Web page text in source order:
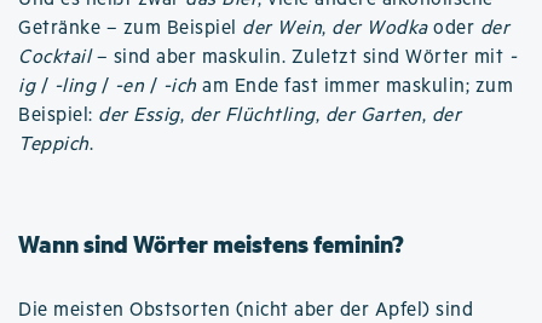
Getränke – zum Beispiel der Wein, der Wodkaoder der
Cocktail– sind aber maskulin. Zuletzt sind Wörter mit -
ig/ -ling/ -en / -ich am Ende fast immer maskulin; zum
Beispiel: der Essig, der Flüchtling, der Garten, der
Teppich.
Wann sind Wörter meistens feminin?
Die meisten Obstsorten (nicht aber der Apfel) sind